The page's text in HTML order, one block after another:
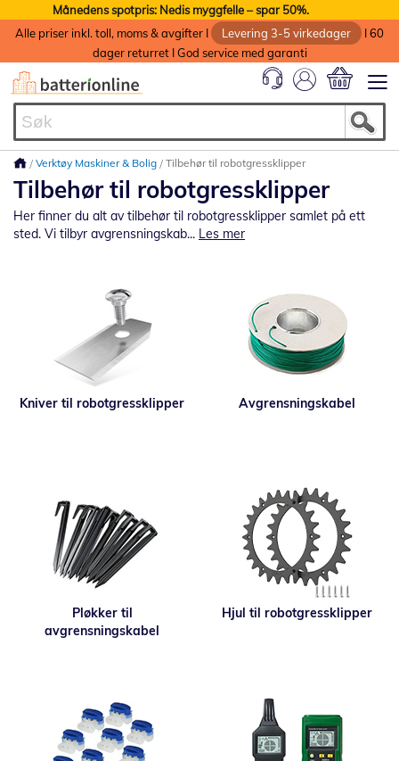
Månedens spotpris: Nedis myggfelle – spar 50%.
Alle priser inkl. toll, moms & avgifter I
Levering 3-5 virkedager
I 60
dager returret I God service med garanti
Verktøy Maskiner & Bolig Tilbehør til robotgressklipper
Tilbehør til robotgressklipper
Her finner du alt av tilbehør til robotgressklipper samlet på ett
sted. Vi tilbyr avgrensningskab... Les mer
Kniver til robotgressklipper Avgrensningskabel
Pløkker til
avgrensningskabel
Hjul til robotgressklipper